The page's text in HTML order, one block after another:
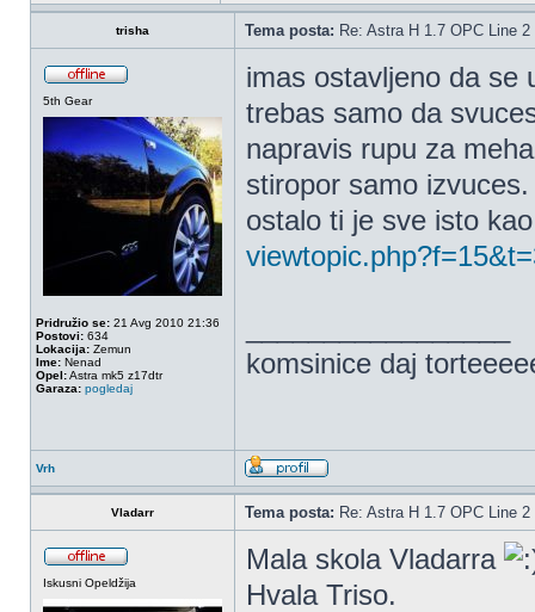
trisha Tema posta: Re: Astra H 1.7 OPC Line 2
5th Gear
Pridružio se: 21 Avg 2010 21:36
Postovi: 634
Lokacija: Zemun
Ime: Nenad
Opel:Astra mk5 z17dtr
Garaza: pogledaj
imas ostavljeno da se
trebas samo da
napravis rupu za
stiropor samo izvuces.
ostalo ti je sve isto
komsinice daj
Vrh
Vladarr Tema posta: Re: Astra H 1.7 OPC Line 2
Iskusni Opeldžija
Mala skola Vladarra
Hvala Triso.